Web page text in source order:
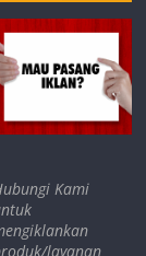
Kami
layanan